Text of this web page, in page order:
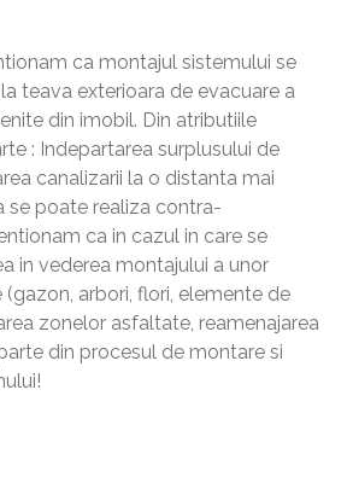
ca montajul sistemului se
teava exterioara de evacuare a
din imobil. Din atributiile
: Indepartarea surplusului de
canalizarii la o distanta mai
se poate realiza contra-
ca in cazul in care se
in vederea montajului a unor
arbori, flori, elemente de
zonelor asfaltate, reamenajarea
din procesul de montare si